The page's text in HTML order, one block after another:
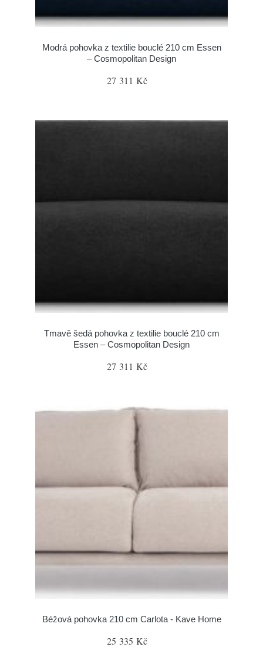
Modrá pohovka z textilie bouclé 210 cm Essen
– Cosmopolitan Design
27 311 Kč
Tmavě šedá pohovka z textilie bouclé 210 cm
Essen – Cosmopolitan Design
27 311 Kč
Béžová pohovka 210 cm Carlota - Kave Home
25 335 Kč